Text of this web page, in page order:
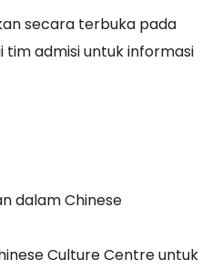
secara terbuka pada
tim admisi untuk informasi
dalam Chinese
Culture Centre untuk